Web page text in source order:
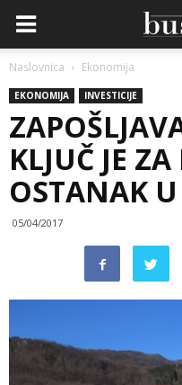
Naslovnica Ekonomija
EKONOMIJA INVESTICIJE
KLJUČ JE
OSTANAK
05/04/2017